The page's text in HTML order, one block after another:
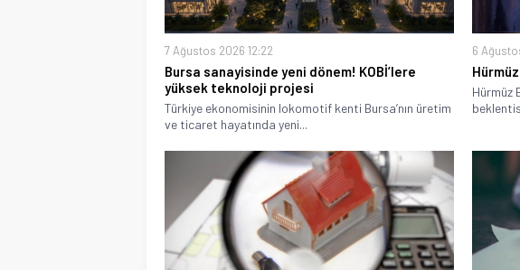
7 Ağustos 2026 12:22
Bursa sanayisinde yeni dönem! KOBİ’lere
yüksek teknoloji projesi
Türkiye ekonomisinin lokomotif kenti Bursa’nın üretim
ve ticaret hayatında yeni...
6
Hürmüz